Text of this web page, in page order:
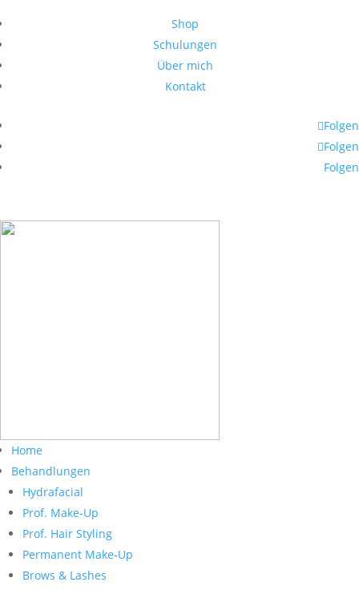
Shop
Schulungen
Über mich
Kontakt
Folgen
Folgen
Folgen
Home
Behandlungen
Hydrafacial
Prof. Make-Up
Prof. Hair Styling
Permanent Make-Up
Brows & Lashes